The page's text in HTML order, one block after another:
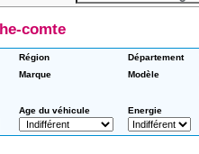
comte
Région Département
Marque Modèle
Age du véhicule
Energie